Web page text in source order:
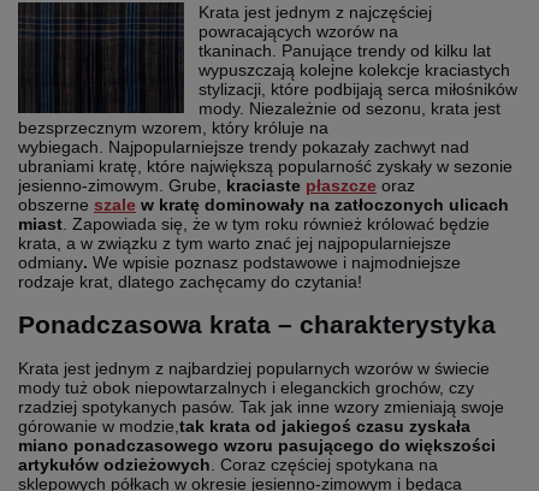
Krata jest jednym z najczęściej
powracających wzorów na
tkaninach.
Panujące trendy od kilku lat
wypuszczają kolejne kolekcje kraciastych
stylizacji, które podbijają serca miłośników
mody. Niezależnie od sezonu, krata jest
bezsprzecznym wzorem, który króluje na
wybiegach.
Najpopularniejsze trendy pokazały zachwyt nad
ubraniami kratę, które największą popularność zyskały w sezonie
jesienno-zimowym. Grube, kraciaste płaszcze oraz
obszerne szale w kratę dominowały na zatłoczonych ulicach
miast . Zapowiada się, że w tym roku również królować będzie
krata, a w związku z tym warto znać jej najpopularniejsze
odmiany. We wpisie poznasz podstawowe i najmodniejsze
rodzaje krat, dlatego zachęcamy do czytania!
Ponadczasowa krata – charakterystyka
Krata jest jednym z najbardziej popularnych wzorów w świecie
mody tuż obok niepowtarzalnych i eleganckich grochów, czy
rzadziej spotykanych pasów. Tak jak inne wzory zmieniają swoje
górowanie w modzie, tak krata od jakiegoś czasu zyskała
miano ponadczasowego wzoru pasującego do większości
artykułów odzieżowych . Coraz częściej spotykana na
sklepowych półkach w okresie jesienno-zimowym i będąca